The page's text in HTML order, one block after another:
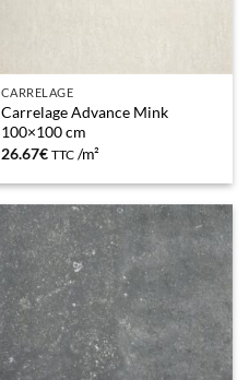
CARRELAGE
Carrelage Advance Mink
100×100 cm
26.67€ TTC /m²